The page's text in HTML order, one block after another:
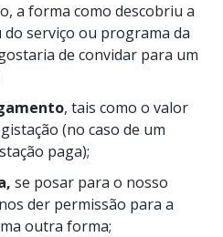
a forma como descobriu a
serviço ou programa da
de convidar para um
, tais como o valor
(no caso de um
paga);
se posar para o nosso
der permissão para a
outra forma;